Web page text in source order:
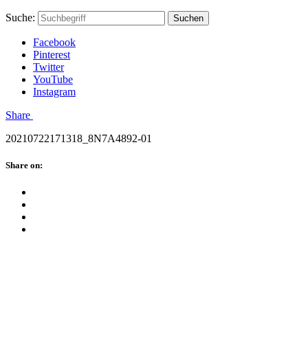
Skip
content
Hauptstadtmutti
Schließen
Search
Schließen
Suche: Suchen
Facebook
Pinterest
Twitter
YouTube
Instagram
Menü
Share
20210722171318_8N7A4892-01
Schließen
Share on: